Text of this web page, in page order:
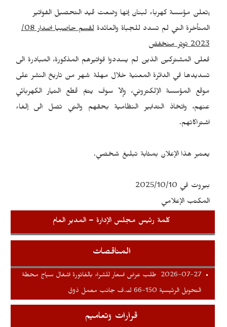
،تعلن مؤسسة كهرباء لبنان إنها وضعت قيد التحصيل الفواتير
المتأخرة التي لم تسدد للجباة والعائدةلقسم حاصبيا
اصدار 08/
2023 توتر منخفض
فعلى المشتركين الذين لم يسددوا فواتيرهم المذكورة، المبادرة الى
تسديدها في الدائرة المعنية خلال مهلة شهر من تاريخ النشر على
موقع المؤسسة الإلكتروني، وإلاّ سوف يتمّ قطع التيار الكهربائي
عنهم، واتخاذ التدابير النظامية بحقهم والتي تصل الى إلغاء
اشتراكاتهم.
يعتبر هذا الإعلان بمثابة تبليغ شخصي.
بيروت في 2025/10/10
المكتب الإعلامي
كلمة رئيس مجلس الإدارة – المدير العام
المناقصات
2026-07-27 طلب عرض اسعار للشراء بالفاتورة اشغال سياج محطة
التحويل الرئيسية 150-66 ك.ف جانب معمل ذوق
قرارات وتعاميم